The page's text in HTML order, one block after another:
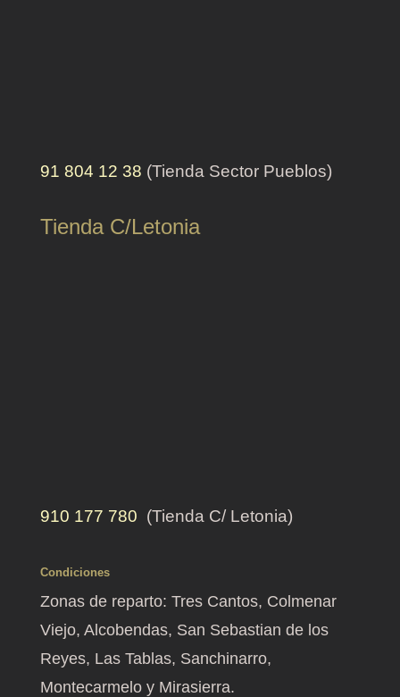
91 804 12 38 (Tienda Sector Pueblos)
Tienda C/Letonia
910 177 780 (Tienda C/ Letonia)
Condiciones
Zonas de reparto: Tres Cantos, Colmenar
Viejo, Alcobendas, San Sebastian de los
Reyes, Las Tablas, Sanchinarro,
Montecarmelo y Mirasierra.